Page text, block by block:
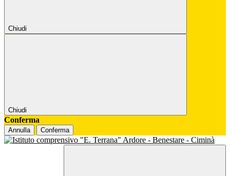
Chiudi
Chiudi
Conferma
Annulla Conferma